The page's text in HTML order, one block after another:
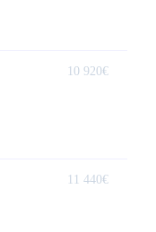
10 920€
11 440€